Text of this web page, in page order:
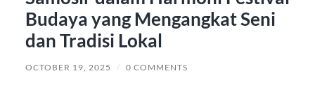
Budaya yang Mengangkat Seni
dan Tradisi Lokal
OCTOBER 19, 2025 / 0 COMMENTS